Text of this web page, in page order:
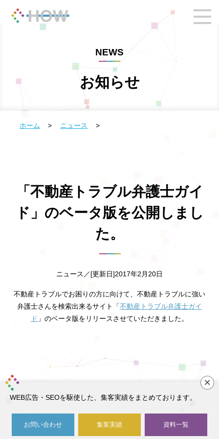
NEWS
お知らせ
ホーム > ニュース >
「不動産トラブル弁護士ガイ
ド」のベータ版を公開しまし
た。
ニュース／[更新日]2017年2月20日
不動産トラブルでお困りの方に向けて、不動産トラブルに強い
弁護士さんを検索出来るサイト「不動産トラブル弁護士ガイ
ド 」のベータ版をリリースさせていただきました。
×
WEB広告・SEOを駆使した、集客実績をまとめております。
お問い合わせ 集客実績 資料一覧